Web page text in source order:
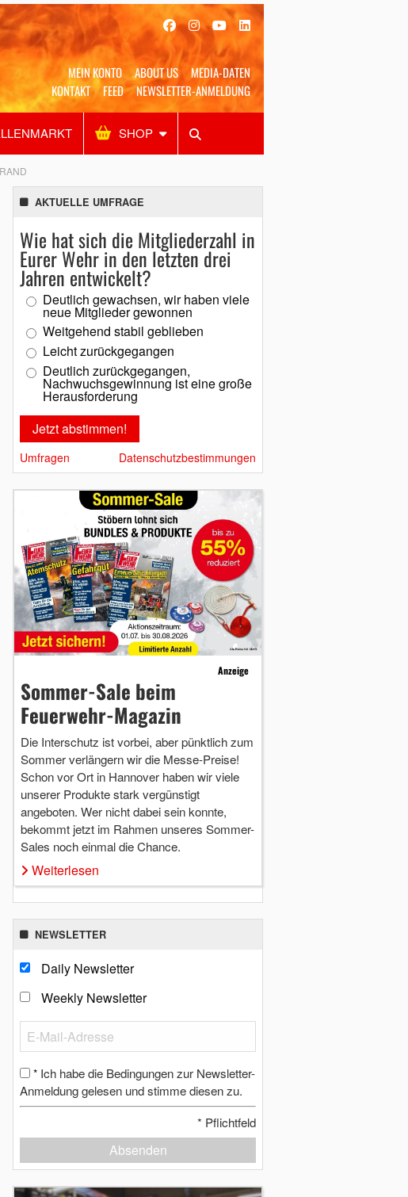
MEIN KONTO ABOUT US
MEDIA-DATEN
KONTAKT
FEED NEWSLETTER-ANMELDUNG
SHOP
Alles Shop SUCHEN
AKTUELLE UMFRAGE
Wie hat sich die Mitgliederzahl in
Eurer Wehr in den letzten drei
Jahren entwickelt?
Deutlich gewachsen, wir haben viele
neue Mitglieder gewonnen
Weitgehend stabil geblieben
Leicht zurückgegangen
Deutlich zurückgegangen,
Nachwuchsgewinnung ist eine große
Herausforderung
Umfragen Datenschutzbestimmungen
Anzeige
Sommer-Sale beim
Feuerwehr-Magazin
Die Interschutz ist vorbei, aber pünktlich zum
Sommer verlängern wir die Messe-Preise!
Schon vor Ort in Hannover haben wir viele
unserer Produkte stark vergünstigt
angeboten. Wer nicht dabei sein konnte,
bekommt jetzt im Rahmen unseres Sommer-
Sales noch einmal die Chance.
Weiterlesen
NEWSLETTER
Daily Newsletter
Weekly Newsletter
* Ich habe die Bedingungen zur Newsletter-
Anmeldung gelesen und stimme diesen zu.
* Pflichtfeld
Absenden